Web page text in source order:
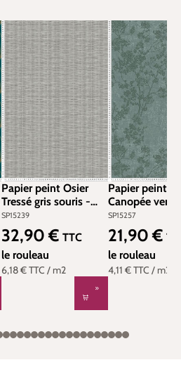
Papier peint Osier
Tressé gris souris -
New Walls d'AS
Création | Réf.
SP15239
SP15239
6,18 €TTC / m2
Prix régulier :
32,90 € TTC
le rouleau
Papier peint
Canopée vert
Walls d'AS
Réf. SP15257
SP15257
4,11 €TTC / m2
Prix régulier :
21,90 €
le rouleau